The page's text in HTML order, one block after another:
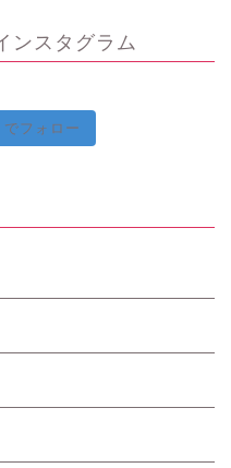
ンスタグラム
フォロー